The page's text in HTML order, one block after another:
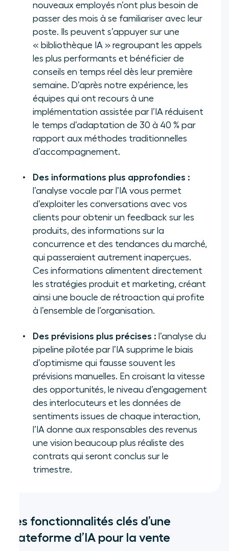
nouveaux employés n’ont plus besoin de
passer des mois à se familiariser avec leur
poste. Ils peuvent s’appuyer sur une
« bibliothèque IA » regroupant les appels
les plus performants et bénéficier de
conseils en temps réel dès leur première
semaine. D’après notre expérience, les
équipes qui ont recours à une
implémentation assistée par l’IA réduisent
le temps d’adaptation de 30 à 40 % par
rapport aux méthodes traditionnelles
d’accompagnement.
Des informations plus approfondies :
l’analyse vocale par l’IA vous permet
d’exploiter les conversations avec vos
clients pour obtenir un feedback sur les
produits, des informations sur la
concurrence et des tendances du marché,
qui passeraient autrement inaperçues.
Ces informations alimentent directement
les stratégies produit et marketing, créant
ainsi une boucle de rétroaction qui profite
à l’ensemble de l’organisation.
Des prévisions plus précises : l’analyse du
pipeline pilotée par l’IA supprime le biais
d’optimisme qui fausse souvent les
prévisions manuelles. En croisant la vitesse
des opportunités, le niveau d’engagement
des interlocuteurs et les données de
sentiments issues de chaque interaction,
l’IA donne aux responsables des revenus
une vision beaucoup plus réaliste des
contrats qui seront conclus sur le
trimestre.
Les fonctionnalités clés d’une
plateforme d’IA pour la vente